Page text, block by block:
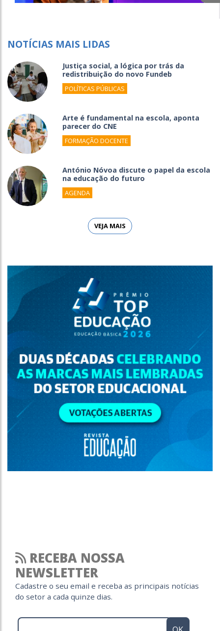
NOTÍCIAS MAIS LIDAS
Justiça social, a lógica por trás da
redistribuição do novo Fundeb
POLÍTICAS PÚBLICAS
Arte é fundamental na escola, aponta
parecer do CNE
FORMAÇÃO DOCENTE
António Nóvoa discute o papel da escola
na educação do futuro
AGENDA
VEJA MAIS
RECEBA NOSSA
NEWSLETTER
Cadastre o seu email e receba as principais notícias
do setor a cada quinze dias.